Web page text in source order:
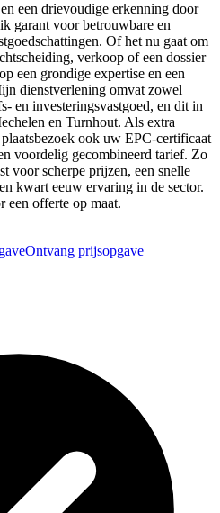
een drievoudige erkenning door
garant voor betrouwbare en
Of het nu gaat om
verkoop of een dossier
een grondige expertise en een
dienstverlening omvat zowel
en investeringsvastgoed, en dit in
en Turnhout. Als extra
ook uw EPC-certificaat
voordelig gecombineerd tarief. Zo
voor scherpe prijzen, een snelle
kwart eeuw ervaring in de sector.
offerte op maat.
Ontvang prijsopgave